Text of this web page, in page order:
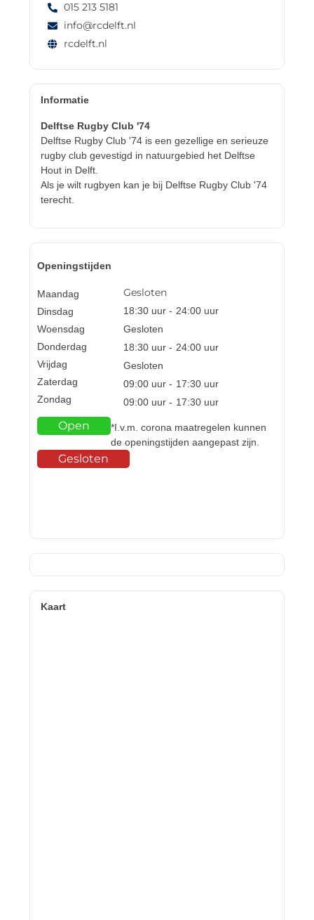
015 213 5181
info@rcdelft.nl
rcdelft.nl
Informatie
Delftse Rugby Club '74
Delftse Rugby Club '74 is een gezellige en serieuze
rugby club gevestigd in natuurgebied het Delftse
Hout in Delft.
Als je wilt rugbyen kan je bij Delftse Rugby Club '74
terecht.
Openingstijden
Maandag
Dinsdag
Woensdag
Donderdag
Vrijdag
Zaterdag
Zondag
Gesloten
18:30 uur - 24:00 uur
Gesloten
18:30 uur - 24:00 uur
Gesloten
09:00 uur - 17:30 uur
09:00 uur - 17:30 uur
Open
*I.v.m. corona maatregelen kunnen
de openingstijden aangepast zijn.
Gesloten
Kaart